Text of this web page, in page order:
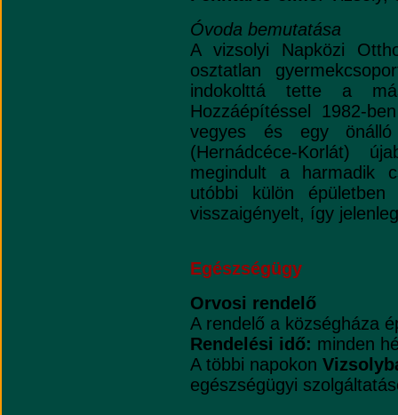
Óvoda bemutatása
A vizsolyi Napközi
osztatlan
indokolttá tette a
Hozzáépítéssel 1982-
vegyes és egy önálló
(Hernádcéce-Korlát)
megindult a harmadik
utóbbi külön
visszaigényelt, így
Egészségügy
Orvosi rendelő
A rendelő a községháza
Rendelési idő: minden
A többi napokon
egészségügyi